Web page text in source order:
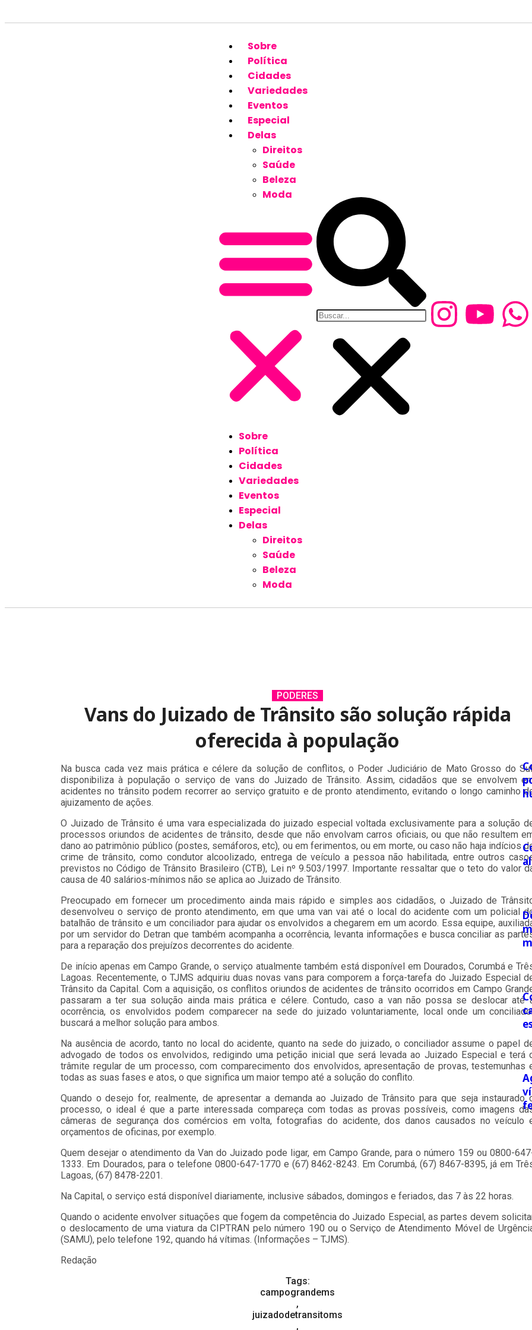
Sobre
Política
Cidades
Variedades
Eventos
Especial
Delas
Direitos
Saúde
Beleza
Moda
Sobre
Política
Cidades
Variedades
Eventos
Especial
Delas
Direitos
Saúde
Beleza
Moda
PODERES
Vans do Juizado de Trânsito são solução rápida
oferecida à população
Na busca cada vez mais prática e célere da solução de conflitos, o Poder Judiciário de Mato Grosso do
disponibiliza à população o serviço de vans do Juizado de Trânsito. Assim, cidadãos que se envolvem
acidentes no trânsito podem recorrer ao serviço gratuito e de pronto atendimento, evitando o longo caminho
ajuizamento de ações.
O Juizado de Trânsito é uma vara especializada do juizado especial voltada exclusivamente para a solução
processos oriundos de acidentes de trânsito, desde que não envolvam carros oficiais, ou que não resultem
dano ao patrimônio público (postes, semáforos, etc), ou em ferimentos, ou em morte, ou caso não haja indícios
crime de trânsito, como condutor alcoolizado, entrega de veículo a pessoa não habilitada, entre outros
previstos no Código de Trânsito Brasileiro (CTB), Lei nº 9.503/1997. Importante ressaltar que o teto do valor
causa de 40 salários-mínimos não se aplica ao Juizado de Trânsito.
Preocupado em fornecer um procedimento ainda mais rápido e simples aos cidadãos, o Juizado de
desenvolveu o serviço de pronto atendimento, em que uma van vai até o local do acidente com um policial
batalhão de trânsito e um conciliador para ajudar os envolvidos a chegarem em um acordo. Essa equipe,
por um servidor do Detran que também acompanha a ocorrência, levanta informações e busca conciliar as
para a reparação dos prejuízos decorrentes do acidente.
De início apenas em Campo Grande, o serviço atualmente também está disponível em Dourados, Corumbá e
Lagoas. Recentemente, o TJMS adquiriu duas novas vans para comporem a força-tarefa do Juizado Especial
Trânsito da Capital. Com a aquisição, os conflitos oriundos de acidentes de trânsito ocorridos em Campo
passaram a ter sua solução ainda mais prática e célere. Contudo, caso a van não possa se deslocar até
ocorrência, os envolvidos podem comparecer na sede do juizado voluntariamente, local onde um
buscará a melhor solução para ambos.
Na ausência de acordo, tanto no local do acidente, quanto na sede do juizado, o conciliador assume o papel
advogado de todos os envolvidos, redigindo uma petição inicial que será levada ao Juizado Especial e terá
trâmite regular de um processo, com comparecimento dos envolvidos, apresentação de provas, testemunhas
todas as suas fases e atos, o que significa um maior tempo até a solução do conflito.
Quando o desejo for, realmente, de apresentar a demanda ao Juizado de Trânsito para que seja instaurado
processo, o ideal é que a parte interessada compareça com todas as provas possíveis, como imagens
câmeras de segurança dos comércios em volta, fotografias do acidente, dos danos causados no veículo
orçamentos de oficinas, por exemplo.
Quem desejar o atendimento da Van do Juizado pode ligar, em Campo Grande, para o número 159 ou 0800-
1333. Em Dourados, para o telefone 0800-647-1770 e (67) 8462-8243. Em Corumbá, (67) 8467-8395, já em
Lagoas, (67) 8478-2201.
Na Capital, o serviço está disponível diariamente, inclusive sábados, domingos e feriados, das 7 às 22 horas.
Quando o acidente envolver situações que fogem da competência do Juizado Especial, as partes devem
o deslocamento de uma viatura da CIPTRAN pelo número 190 ou o Serviço de Atendimento Móvel de
(SAMU), pelo telefone 192, quando há vítimas. (Informações – TJMS).
Redação
Tags:
campograndems
,
juizadodetransitoms
,